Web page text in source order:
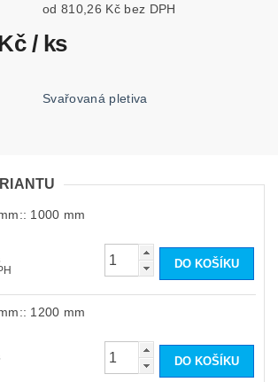
od 810,26 Kč bez DPH
/ ks
Svařovaná pletiva
1000 mm
1200 mm